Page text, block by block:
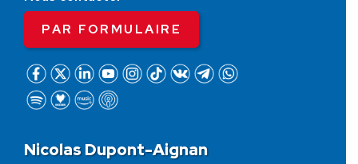
PAR FORMULAIRE
Nicolas Dupont-Aignan